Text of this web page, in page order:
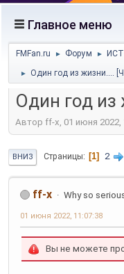
Главное меню
FMFan.ru ► Форум ►
► Один год из жизни....
Один год из
Автор ff-x, 01 июня 2022,
ВНИЗ Страницы 1 2
ff-x Why so
01 июня 2022, 11:07:38
Вы не можете